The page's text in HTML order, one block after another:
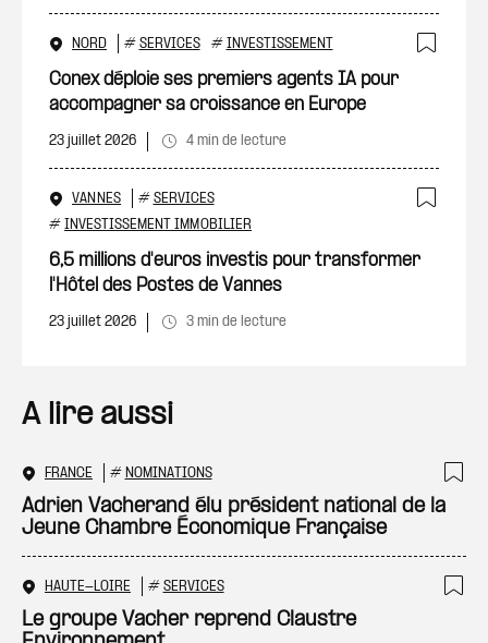
NORD # SERVICES # INVESTISSEMENT
Conex déploie ses premiers agents IA pour
accompagner sa croissance en Europe
23 juillet 2026 4 min de lecture
VANNES # SERVICES
# INVESTISSEMENT IMMOBILIER
6,5 millions d'euros investis pour transformer
l'Hôtel des Postes de Vannes
23 juillet 2026 3 min de lecture
A lire aussi
FRANCE # NOMINATIONS
Adrien Vacherand élu président national de la
Jeune Chambre Économique Française
HAUTE-LOIRE # SERVICES
Le groupe Vacher reprend Claustre